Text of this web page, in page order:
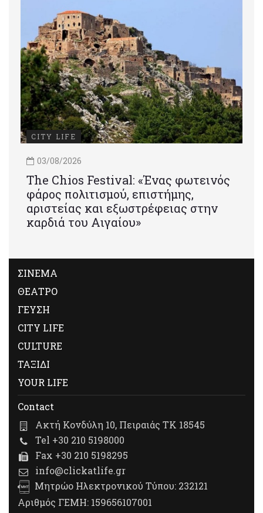
CITY LIFE
03/08/2026
Τhe Chios Festival: «Ένας φωτεινός
φάρος πολιτισμού, επιστήμης,
αριστείας και εξωστρέφειας στην
καρδιά του Αιγαίου»
ΣΙΝΕΜΑ
ΘΕΑΤΡΟ
ΓΕΥΣΗ
CITY LIFE
CULTURE
ΤΑΞΙΔΙ
YOUR LIFE
Contact
Ακτή Κονδύλη 10, Πειραιάς ΤΚ 18545
Tel +30 210 5198000
Fax +30 210 5198295
info@clickatlife.gr
Μητρώο Ηλεκτρονικού Τύπου: 232121
Αριθμός ΓΕΜΗ: 159656107001